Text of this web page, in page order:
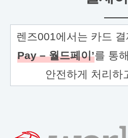
렌즈001에서는 카드
Pay – 월드페이’를 통
안전하게 처리하